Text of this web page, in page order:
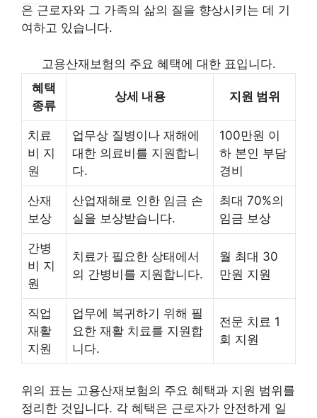
은 근로자와 그 가족의 삶의 질을 향상시키는 데 기
여하고 있습니다.
고용산재보험의 주요 혜택에 대한 표입니다.
혜택
종류
상세 내용 지원 범위
치료
비 지
원
업무상 질병이나 재해에
대한 의료비를 지원합니
다.
100만원 이
하 본인 부담
경비
산재
보상
산업재해로 인한 임금 손
실을 보상받습니다.
최대 70%의
임금 보상
간병
비 지
원
치료가 필요한 상태에서
의 간병비를 지원합니다.
월 최대 30
만원 지원
직업
재활
지원
업무에 복귀하기 위해 필
요한 재활 치료를 지원합
니다.
전문 치료 1
회 지원
위의 표는 고용산재보험의 주요 혜택과 지원 범위를
정리한 것입니다. 각 혜택은 근로자가 안전하게 일